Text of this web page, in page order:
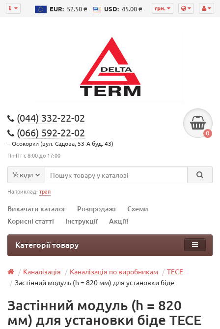
грн.
EUR: 52.50 ₴ USD: 45.00 ₴
(044) 332-22-02
(066) 592-22-02
– Осокорки (вул. Садова, 53-А буд. 43)
Пн-Пт с 8:00 до 17:00
0
Усюди
Наприклад: трап
Викачати каталог Розпродажі
Схеми
Корисні статті
Інструкції Акції!
Категорії товару
Каналізація Каналізація по виробникам
TECE
Застінний модуль (h = 820 мм) для установки біде
Застінний модуль (h = 820
мм) для установки біде TECE